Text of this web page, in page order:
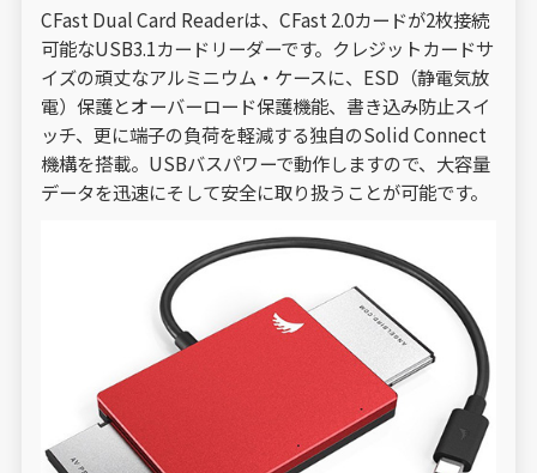
CFast Dual Card Readerは、CFast 2.0カードが2枚接続
可能なUSB3.1カードリーダーです。クレジットカードサ
イズの頑丈なアルミニウム・ケースに、ESD（静電気放
電）保護とオーバーロード保護機能、書き込み防止スイ
ッチ、更に端子の負荷を軽減する独自のSolid Connect
機構を搭載。USBバスパワーで動作しますので、大容量
データを迅速にそして安全に取り扱うことが可能です。